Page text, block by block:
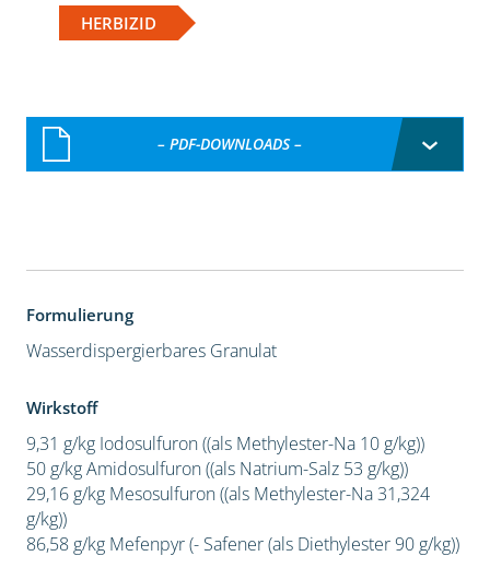
HERBIZID
– PDF-DOWNLOADS –
Formulierung
Wasserdispergierbares Granulat
Wirkstoff
9,31 g/kg Iodosulfuron ((als Methylester-Na 10 g/kg))
50 g/kg Amidosulfuron ((als Natrium-Salz 53 g/kg))
29,16 g/kg Mesosulfuron ((als Methylester-Na 31,324
g/kg))
86,58 g/kg Mefenpyr (- Safener (als Diethylester 90 g/kg))